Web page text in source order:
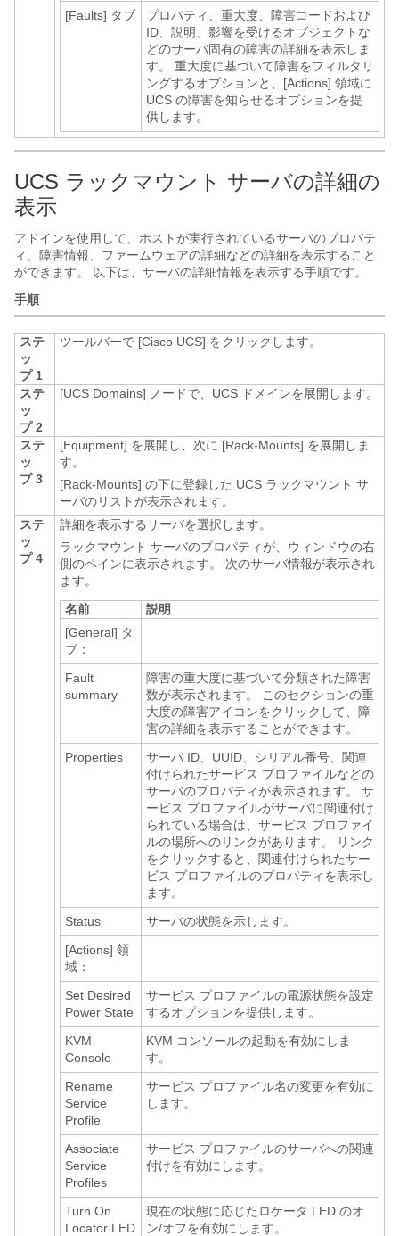
[Faults] タブ
プロパティ、重大度、障害コードおよび
ID、説明、影響を受けるオブジェクトな
どのサーバ固有の障害の詳細を表示しま
す。 重大度に基づいて障害をフィルタリ
ングするオプションと、[Actions] 領域に
UCS の障害を知らせるオプションを提
供します。
UCS ラックマウント サーバの詳細の
表示
アドインを使用して、ホストが実行されているサーバのプロパテ
ィ、障害情報、ファームウェアの詳細などの詳細を表示すること
ができます。 以下は、サーバの詳細情報を表示する手順です。
手順
ステ
ッ
プ 1
ツールバーで [Cisco UCS] をクリックします。
ステ
ッ
プ 2
[UCS Domains] ノードで、UCS ドメインを展開します。
ステ
ッ
プ 3
[Equipment] を展開し、次に [Rack-Mounts] を展開しま
す。
[Rack-Mounts] の下に登録した UCS ラックマウント サ
ーバのリストが表示されます。
ステ
ッ
プ 4
詳細を表示するサーバを選択します。
ラックマウント サーバのプロパティが、ウィンドウの右
側のペインに表示されます。 次のサーバ情報が表示され
ます。
名前
説明
[General] タ
ブ：
Fault
summary
障害の重大度に基づいて分類された障害
数が表示されます。 このセクションの重
大度の障害アイコンをクリックして、障
害の詳細を表示することができます。
Properties
サーバ ID、UUID、シリアル番号、関連
付けられたサービス プロファイルなどの
サーバのプロパティが表示されます。 サ
ービス プロファイルがサーバに関連付け
られている場合は、サービス プロファイ
ルの場所へのリンクがあります。 リンク
をクリックすると、関連付けられたサー
ビス プロファイルのプロパティを表示し
ます。
Status
サーバの状態を示します。
[Actions] 領
域：
Set Desired
Power State
サービス プロファイルの電源状態を設定
するオプションを提供します。
KVM
Console
KVM コンソールの起動を有効にしま
す。
Rename
Service
Profile
サービス プロファイル名の変更を有効に
します。
Associate
Service
Profiles
サービス プロファイルのサーバへの関連
付けを有効にします。
Turn On
Locator LED
現在の状態に応じたロケータ LED のオ
ン/オフを有効にします。